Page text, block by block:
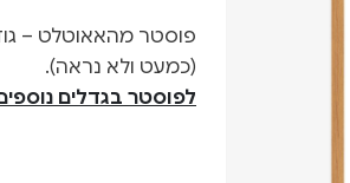
(כמעט ולא נראה).
לפוסטר בגדלים